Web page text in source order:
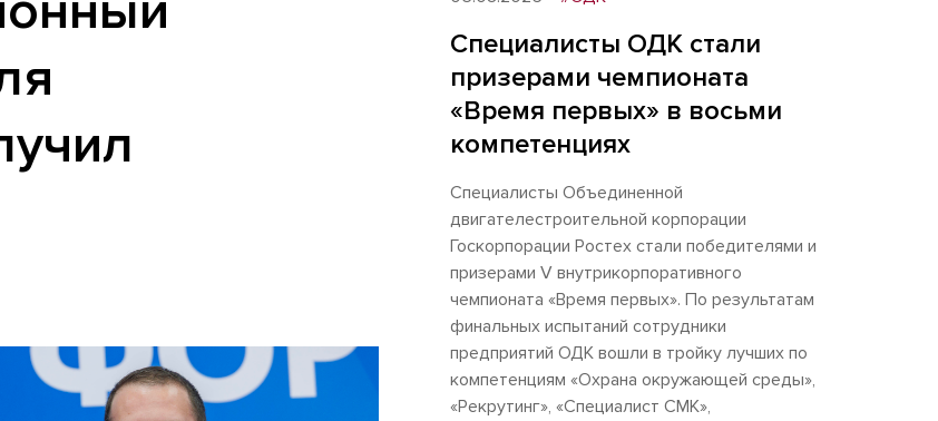
Специалисты ОДК стали
призерами чемпионата
«Время первых» в восьми
компетенциях
Специалисты Объединенной
двигателестроительной корпорации
Госкорпорации Ростех стали победителями и
призерами V внутрикорпоративного
чемпионата «Время первых». По результатам
финальных испытаний сотрудники
предприятий ОДК вошли в тройку лучших по
компетенциям «Охрана окружающей среды»,
«Рекрутинг», «Специалист СМК»,